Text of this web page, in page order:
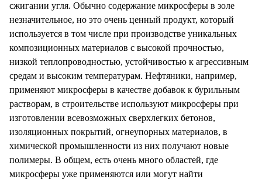
сжигании угля. Обычно содержание микросферы в золе
незначительное, но это очень ценный продукт, который
используется в том числе при производстве уникальных
композиционных материалов с высокой прочностью,
низкой теплопроводностью, устойчивостью к агрессивным
средам и высоким температурам. Нефтяники, например,
применяют микросферы в качестве добавок к бурильным
растворам, в строительстве используют микросферы при
изготовлении всевозможных сверхлегких бетонов,
изоляционных покрытий, огнеупорных материалов, в
химической промышленности из них получают новые
полимеры. В общем, есть очень много областей, где
микросферы уже применяются или могут найти